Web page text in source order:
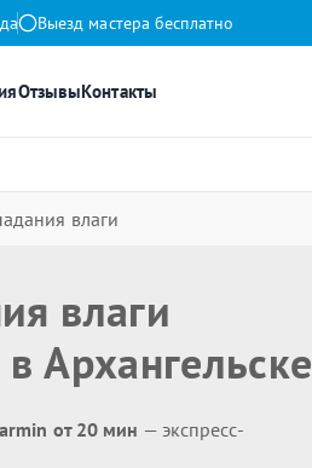
Выезд мастера бесплатно
ОтзывыКонтакты
влаги
влаги
в Архангельске
от 20 мин — экспресс-